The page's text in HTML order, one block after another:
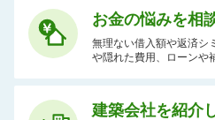
お金の悩みを相
無理ない借入額や返済シ
や隠れた費用、ローンや
建築会社を紹介